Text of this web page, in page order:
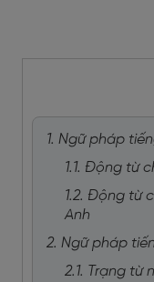
1. Ngữ pháp
1.1. Động từ
1.2. Động từ
Anh
2. Ngữ pháp
2.1. Trạng từ